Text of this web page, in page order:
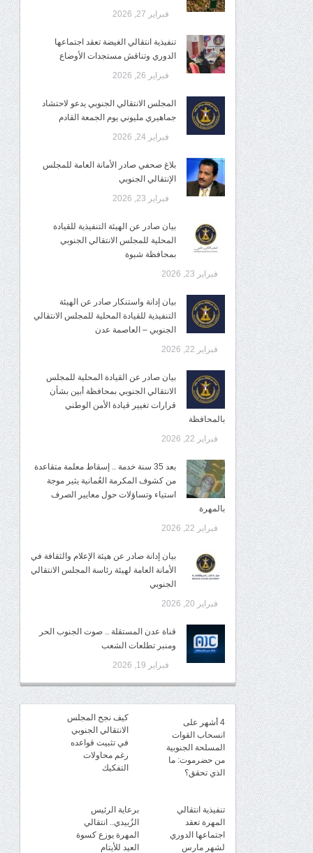
فبراير 27, 2026
تنفيذية انتقالي الغيضة تعقد اجتماعها
الدوري وتناقش مستجدات الأوضاع
فبراير 26, 2026
المجلس الانتقالي الجنوبي يدعو لاحتشاد
جماهيري مليوني يوم الجمعة القادم
فبراير 24, 2026
بلاغ صحفي صادر الأمانة العامة للمجلس
الإنتقالي الجنوبي
فبراير 23, 2026
بيان صادر عن الهيئة التنفيذية للقيادة
المحلية للمجلس الانتقالي الجنوبي
بمحافظة شبوة
فبراير 23, 2026
بيان إدانة واستنكار صادر عن الهيئة
التنفيذية للقيادة المحلية للمجلس الانتقالي
الجنوبي – العاصمة عدن
فبراير 22, 2026
بيان صادر عن القيادة المحلية للمجلس
الانتقالي الجنوبي بمحافظة أبين بشأن
قرارات تغيير قيادة الأمن الوطني
بالمحافظة
فبراير 22, 2026
بعد 35 سنة خدمة .. إسقاط معلمة متقاعدة
من كشوف المكرمة العُمانية يثير موجة
استياء وتساؤلات حول معايير الصرف
بالمهرة
فبراير 22, 2026
بيان إدانة صادر عن هيئة الإعلام والثقافة في
الأمانة العامة لهيئة رئاسة المجلس الانتقالي
الجنوبي
فبراير 20, 2026
قناة عدن المستقلة .. صوت الجنوب الحر
ومنبر تطلعات الشعب
فبراير 19, 2026
4 أشهر على
انسحاب القوات
المسلحة الجنوبية
من حضرموت: ما
الذي تحقق؟
كيف نجح المجلس
الانتقالي الجنوبي
في تثبيت قواعده
رغم محاولات
التفكيك
تنفيذية انتقالي
المهرة تعقد
اجتماعها الدوري
لشهر مارس
برعاية الرئيس
الزُبيدي.. انتقالي
المهرة يوزع كسوة
العيد للأيتام